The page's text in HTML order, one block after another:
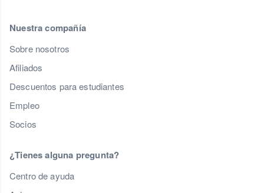
Nuestra compañía
Sobre nosotros
Afiliados
Descuentos para estudiantes
Empleo
Socios
¿Tienes alguna pregunta?
Centro de ayuda